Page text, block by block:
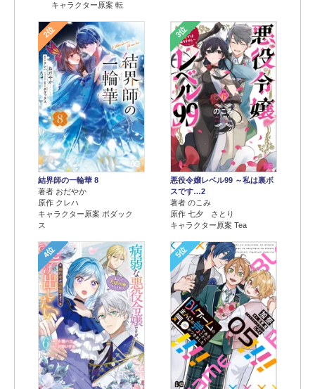
キャラクター原案 転
2位
結界師の一輪華 8
著者 おだやか
原作 クレハ
キャラクター原案 ボダック
ス
3位
悪役令嬢レベル99 ～私は裏ボ
スです…2
著者 のこみ
原作 七夕 さとり
キャラクター原案 Tea
4位 5位